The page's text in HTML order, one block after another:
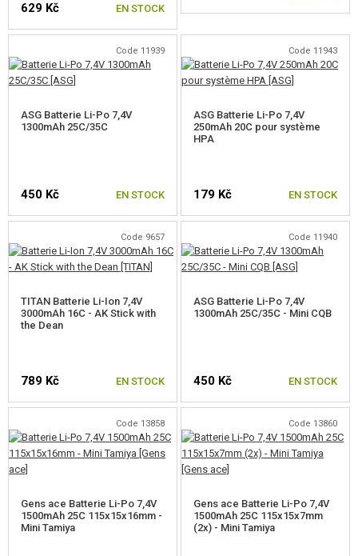
CONTACTEZ NOUS
629 Kč EN STOCK
Code 11939
ASG Batterie Li-Po 7,4V
1300mAh 25C/35C
450 Kč EN STOCK
Code 11943
ASG Batterie Li-Po 7,4V
250mAh 20C pour système
HPA
179 Kč EN STOCK
Code 9657
TITAN Batterie Li-Ion 7,4V
3000mAh 16C - AK Stick with
the Dean
789 Kč EN STOCK
Code 11940
ASG Batterie Li-Po 7,4V
1300mAh 25C/35C - Mini CQB
450 Kč EN STOCK
Code 13858
Gens ace Batterie Li-Po 7,4V
1500mAh 25C 115x15x16mm -
Mini Tamiya
Code 13860
Gens ace Batterie Li-Po 7,4V
1500mAh 25C 115x15x7mm
(2x) - Mini Tamiya